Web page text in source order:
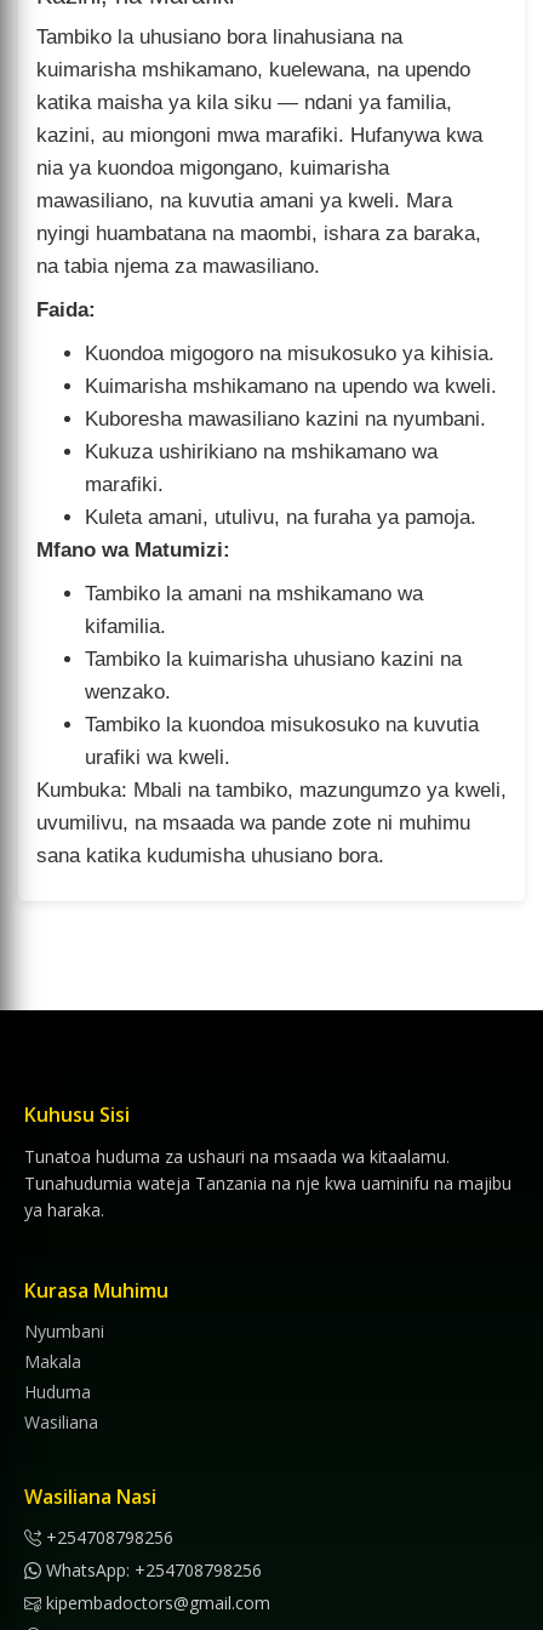
Tambiko la uhusiano bora linahusiana na
kuimarisha mshikamano, kuelewana, na upendo
katika maisha ya kila siku — ndani ya familia,
kazini, au miongoni mwa marafiki. Hufanywa kwa
nia ya kuondoa migongano, kuimarisha
mawasiliano, na kuvutia amani ya kweli. Mara
nyingi huambatana na maombi, ishara za baraka,
na tabia njema za mawasiliano.
Faida:
Kuondoa migogoro na misukosuko ya kihisia.
Kuimarisha mshikamano na upendo wa kweli.
Kuboresha mawasiliano kazini na nyumbani.
Kukuza ushirikiano na mshikamano wa
marafiki.
Kuleta amani, utulivu, na furaha ya pamoja.
Mfano wa Matumizi:
Tambiko la amani na mshikamano wa
kifamilia.
Tambiko la kuimarisha uhusiano kazini na
wenzako.
Tambiko la kuondoa misukosuko na kuvutia
urafiki wa kweli.
Kumbuka: Mbali na tambiko, mazungumzo ya kweli,
uvumilivu, na msaada wa pande zote ni muhimu
sana katika kudumisha uhusiano bora.
Kuhusu Sisi
Tunatoa huduma za ushauri na msaada wa kitaalamu.
Tunahudumia wateja Tanzania na nje kwa uaminifu na majibu
ya haraka.
Kurasa Muhimu
Nyumbani
Makala
Huduma
Wasiliana
Wasiliana Nasi
+254708798256
WhatsApp: +254708798256
kipembadoctors@gmail.com